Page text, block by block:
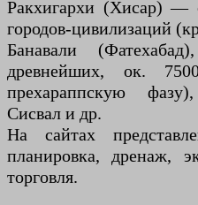
Ракхигархи (Хисар) —
городов-цивилизаций
Банавали
древнейших, ок.
прехараппскую
Сисвал и др.
На сайтах
планировка, дренаж,
торговля.